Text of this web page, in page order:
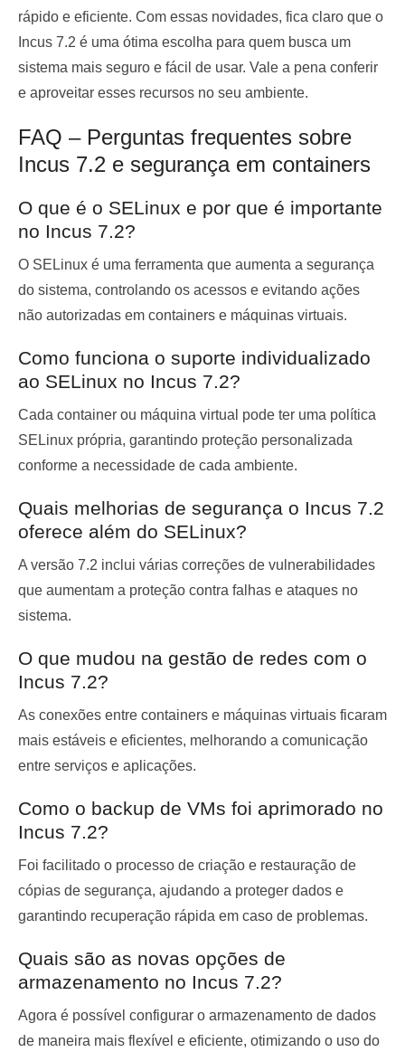
rápido e eficiente. Com essas novidades, fica claro que o
Incus 7.2 é uma ótima escolha para quem busca um
sistema mais seguro e fácil de usar. Vale a pena conferir
e aproveitar esses recursos no seu ambiente.
FAQ – Perguntas frequentes sobre
Incus 7.2 e segurança em containers
O que é o SELinux e por que é importante
no Incus 7.2?
O SELinux é uma ferramenta que aumenta a segurança
do sistema, controlando os acessos e evitando ações
não autorizadas em containers e máquinas virtuais.
Como funciona o suporte individualizado
ao SELinux no Incus 7.2?
Cada container ou máquina virtual pode ter uma política
SELinux própria, garantindo proteção personalizada
conforme a necessidade de cada ambiente.
Quais melhorias de segurança o Incus 7.2
oferece além do SELinux?
A versão 7.2 inclui várias correções de vulnerabilidades
que aumentam a proteção contra falhas e ataques no
sistema.
O que mudou na gestão de redes com o
Incus 7.2?
As conexões entre containers e máquinas virtuais ficaram
mais estáveis e eficientes, melhorando a comunicação
entre serviços e aplicações.
Como o backup de VMs foi aprimorado no
Incus 7.2?
Foi facilitado o processo de criação e restauração de
cópias de segurança, ajudando a proteger dados e
garantindo recuperação rápida em caso de problemas.
Quais são as novas opções de
armazenamento no Incus 7.2?
Agora é possível configurar o armazenamento de dados
de maneira mais flexível e eficiente, otimizando o uso do